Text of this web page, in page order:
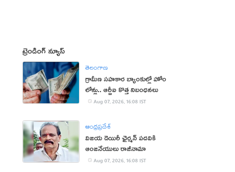
ట్రెండింగ్ న్యూస్
తెలంగాణ
గ్రామీణ సహకార బ్యాంకుల్లో హోం
లోన్లు.. ఆర్బీఐ కొత్త నిబంధనలు
Aug 07, 2026, 16:08 IST
ఆంధ్రప్రదేశ్
విజయ డెయిరీ ఛైర్మన్ పదవికి
ఆంజనేయులు రాజీనామా
Aug 07, 2026, 16:08 IST